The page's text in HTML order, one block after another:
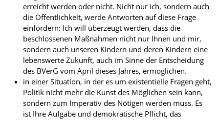
erreicht werden oder nicht. Nicht nur ich, sondern auch
die Öffentlichkeit, werde Antworten auf diese Frage
einfordern: Ich will überzeugt werden, dass die
beschlossenen Maßnahmen nicht nur Ihnen und mir,
sondern auch unseren Kindern und deren Kindern eine
lebenswerte Zukunft, auch im Sinne der Entscheidung
des BVerG vom April dieses Jahres, ermöglichen.
in einer Situation, in der es um existentielle Fragen geht,
Politik nicht mehr die Kunst des Möglichen sein kann,
sondern zum Imperativ des Nötigen werden muss. Es
ist Ihre Aufgabe und demokratische Pflicht, das